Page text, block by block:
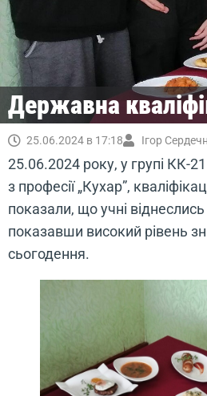
Державна
25.06.2024 в 17:18 Ігор
25.06.2024 року, у групі КК-
з професії „Кухар”,
показали, що учні
показавши високий рівень
сьогодення.